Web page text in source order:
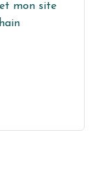
mon site